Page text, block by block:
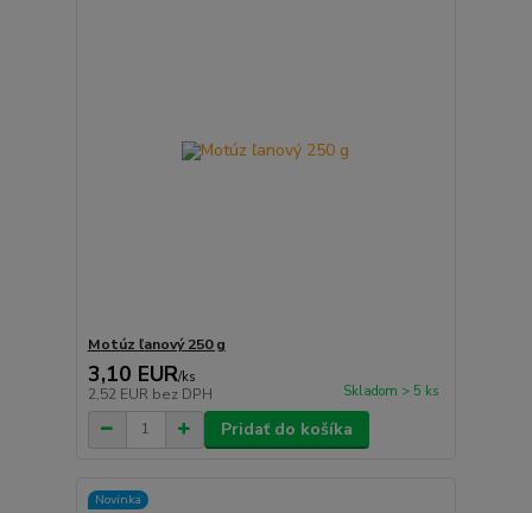
Motúz ľanový 250 g
3,10 EUR/ks
2,52 EUR bez DPH Skladom > 5 ks
Pridať do košíka
Novinka